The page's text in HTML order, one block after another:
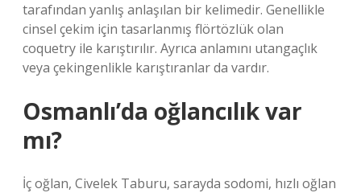
tarafından yanlış anlaşılan bir kelimedir. Genellikle
cinsel çekim için tasarlanmış flörtözlük olan
coquetry ile karıştırılır. Ayrıca anlamını utangaçlık
veya çekingenlikle karıştıranlar da vardır.
Osmanlı’da oğlancılık var
mı?
İç oğlan, Civelek Taburu, sarayda sodomi, hızlı oğlan